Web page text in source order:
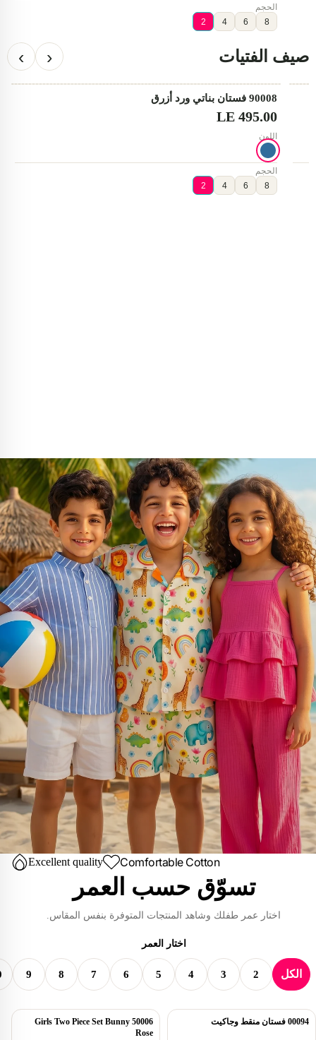
الحجم
2
4 6 8
صيف الفتيات ‹ ›
♡
مختار
90008 فستان بناتي ورد أزرق
LE 495.00
اللون
الحجم
2
4 6 8
Excellent quality Comfortable Cotton
تسوّق حسب العمر
اختار عمر طفلك وشاهد المنتجات المتوفرة بنفس المقاس.
اختار العمر
الكل 2
3
4
5
6
7
8
9
00094 فستان منقط وجاكيت
50006 Girls Two Piece Set Bunny
Rose